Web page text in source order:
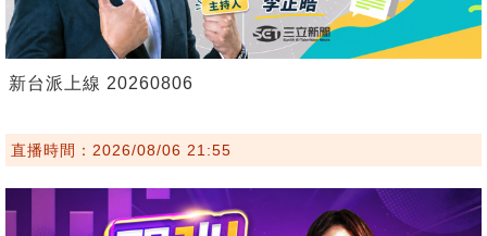
新台派上線 20260806
直播時間：2026/08/06 21:55